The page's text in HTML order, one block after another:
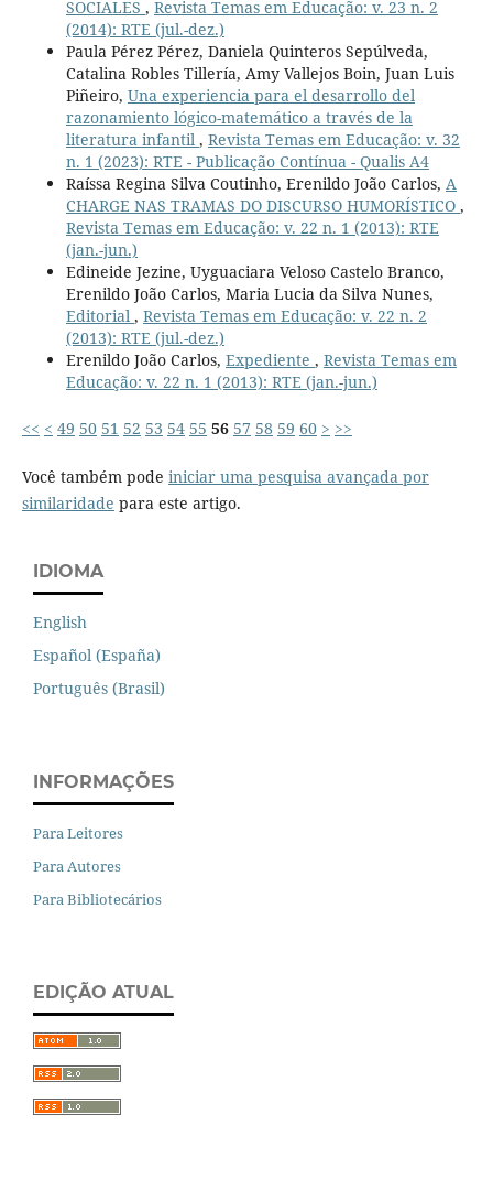
SOCIALES , Revista Temas em Educação: v. 23 n. 2
(2014): RTE (jul.-dez.)
Paula Pérez Pérez, Daniela Quinteros Sepúlveda,
Catalina Robles Tillería, Amy Vallejos Boin, Juan Luis
Piñeiro, Una experiencia para el desarrollo del
razonamiento lógico-matemático a través de la
literatura infantil , Revista Temas em Educação: v. 32
n. 1 (2023): RTE - Publicação Contínua - Qualis A4
Raíssa Regina Silva Coutinho, Erenildo João Carlos, A
CHARGE NAS TRAMAS DO DISCURSO HUMORÍSTICO ,
Revista Temas em Educação: v. 22 n. 1 (2013): RTE
(jan.-jun.)
Edineide Jezine, Uyguaciara Veloso Castelo Branco,
Erenildo João Carlos, Maria Lucia da Silva Nunes,
Editorial , Revista Temas em Educação: v. 22 n. 2
(2013): RTE (jul.-dez.)
Erenildo João Carlos, Expediente , Revista Temas em
Educação: v. 22 n. 1 (2013): RTE (jan.-jun.)
<< < 49 50 51 52 53 54 55 56 57 58 59 60 > >>
Você também pode iniciar uma pesquisa avançada por
similaridade para este artigo.
IDIOMA
English
Español (España)
Português (Brasil)
INFORMAÇÕES
Para Leitores
Para Autores
Para Bibliotecários
EDIÇÃO ATUAL